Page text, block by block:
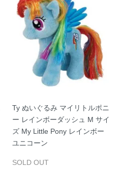
Ty ぬいぐるみ マイリトルポニ
ー レインボーダッシュ M サイ
ズ My Little Pony レインボー
ユニコーン
SOLD OUT